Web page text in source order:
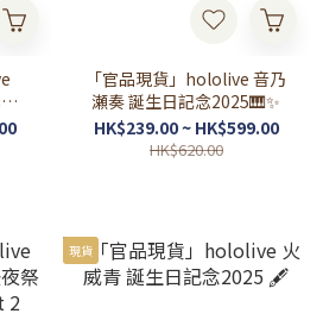
「官品現貨」hololive 音乃
瀬奏 誕生日記念2025🎹✨
HK$239.00 ~ HK$599.00
HK$620.00
現貨